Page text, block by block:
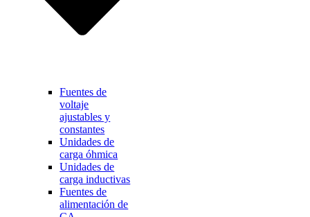
Fuentes de
voltaje
ajustables y
constantes
Unidades de
carga óhmica
Unidades de
carga inductivas
Fuentes de
alimentación de